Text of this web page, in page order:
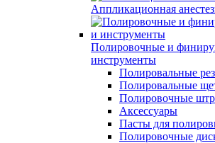
Аппликационная
Полировочные и
инструменты
Полировальные
Полировальные
Полировочные
Аксессуары
Пасты для
Полировочные